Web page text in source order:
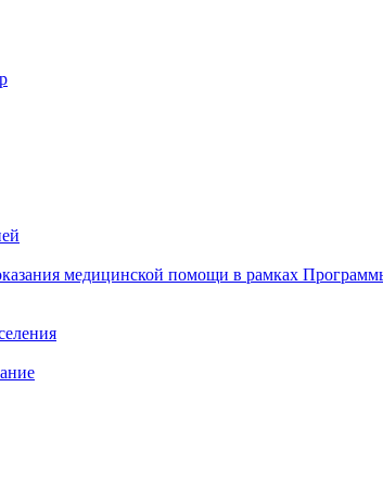
медицинской помощи в рамках